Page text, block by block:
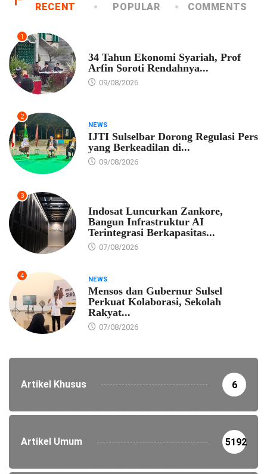
RECENT POPULAR COMMENTS
1
34 Tahun Ekonomi Syariah, Prof
Arfin Soroti Rendahnya...
09/08/2026
2
NEWS
IJTI Sulselbar Dorong Regulasi Pers
yang Berkeadilan di...
09/08/2026
3
Indosat Luncurkan Zankore,
Bangun Infrastruktur AI
Terintegrasi Berkapasitas...
07/08/2026
4 NEWS
Mensos dan Gubernur Sulsel
Perkuat Kolaborasi, Sekolah
Rakyat...
07/08/2026
Artikel Khusus 6
Artikel Umum 5192